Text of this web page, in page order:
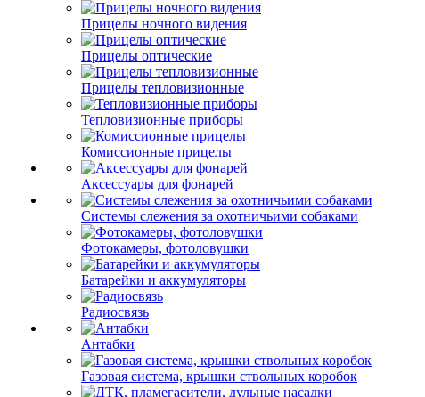
Прицелы ночного видения
Прицелы оптические
Прицелы тепловизионные
Тепловизионные приборы
Комиссионные прицелы
Аксессуары для фонарей
Системы слежения за охотничьими собаками
Фотокамеры, фотоловушки
Батарейки и аккумуляторы
Радиосвязь
Антабки
Газовая система, крышки ствольных коробок